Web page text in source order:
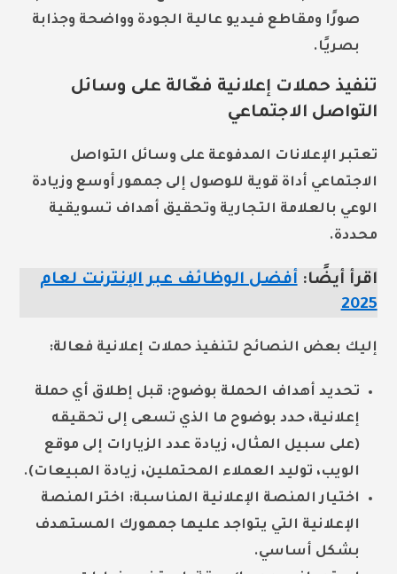
صورًا ومقاطع فيديو عالية الجودة وواضحة وجذابة
بصريًا.
تنفيذ حملات إعلانية فعّالة على وسائل
التواصل الاجتماعي
تعتبر الإعلانات المدفوعة على وسائل التواصل
الاجتماعي أداة قوية للوصول إلى جمهور أوسع وزيادة
الوعي بالعلامة التجارية وتحقيق أهداف تسويقية
محددة.
اقرأ أيضًا:أفضل الوظائف عبر الإنترنت لعام
2025
إليك بعض النصائح لتنفيذ حملات إعلانية فعالة:
تحديد أهداف الحملة بوضوح: قبل إطلاق أي حملة
إعلانية، حدد بوضوح ما الذي تسعى إلى تحقيقه
(على سبيل المثال، زيادة عدد الزيارات إلى موقع
الويب، توليد العملاء المحتملين، زيادة المبيعات).
اختيار المنصة الإعلانية المناسبة: اختر المنصة
الإعلانية التي يتواجد عليها جمهورك المستهدف
بشكل أساسي.